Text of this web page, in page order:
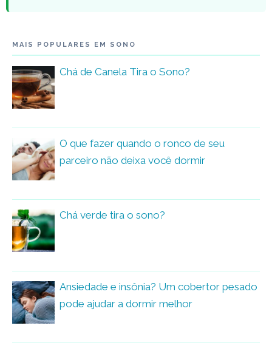
MAIS POPULARES EM SONO
Chá de Canela Tira o Sono?
O que fazer quando o ronco de seu
parceiro não deixa você dormir
Chá verde tira o sono?
Ansiedade e insônia? Um cobertor pesado
pode ajudar a dormir melhor